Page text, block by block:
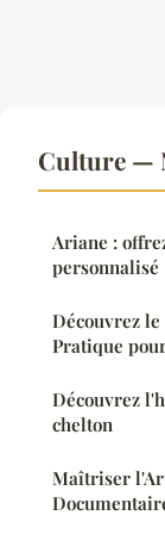
Culture —
Ariane :
personnalisé
Découvrez
Pratique
Découvrez
chelton
Maîtriser